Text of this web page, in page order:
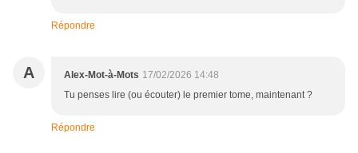
Répondre
A Alex-Mot-à-Mots 17/02/2026 14:48
Tu penses lire (ou écouter) le premier tome, maintenant ?
Répondre